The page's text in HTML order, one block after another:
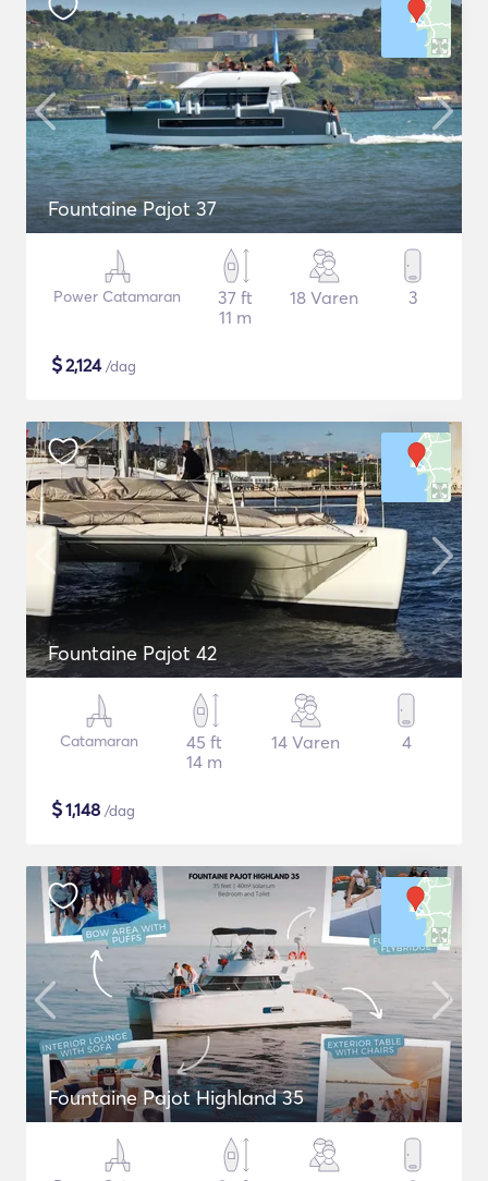
Fountaine Pajot 37
Power Catamaran
37 ft
11 m
18 Varen 3
$2,124/dag
Fountaine Pajot 42
Catamaran
45 ft
14 m
14 Varen 4
$1,148 /dag
Fountaine Pajot Highland 35